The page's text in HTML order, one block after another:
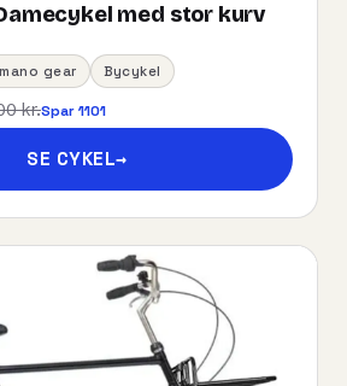
med stor kurv
gear Bycykel
kr.Spar 1101
SE CYKEL→